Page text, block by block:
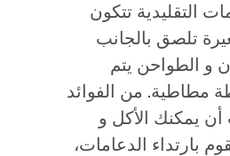
التقليدية تتكون
تلصق بالجانب
و الطواحن يتم
مطاطية. من الفوائد
أن يمكنك الأكل و
بارتداء الدعامات،